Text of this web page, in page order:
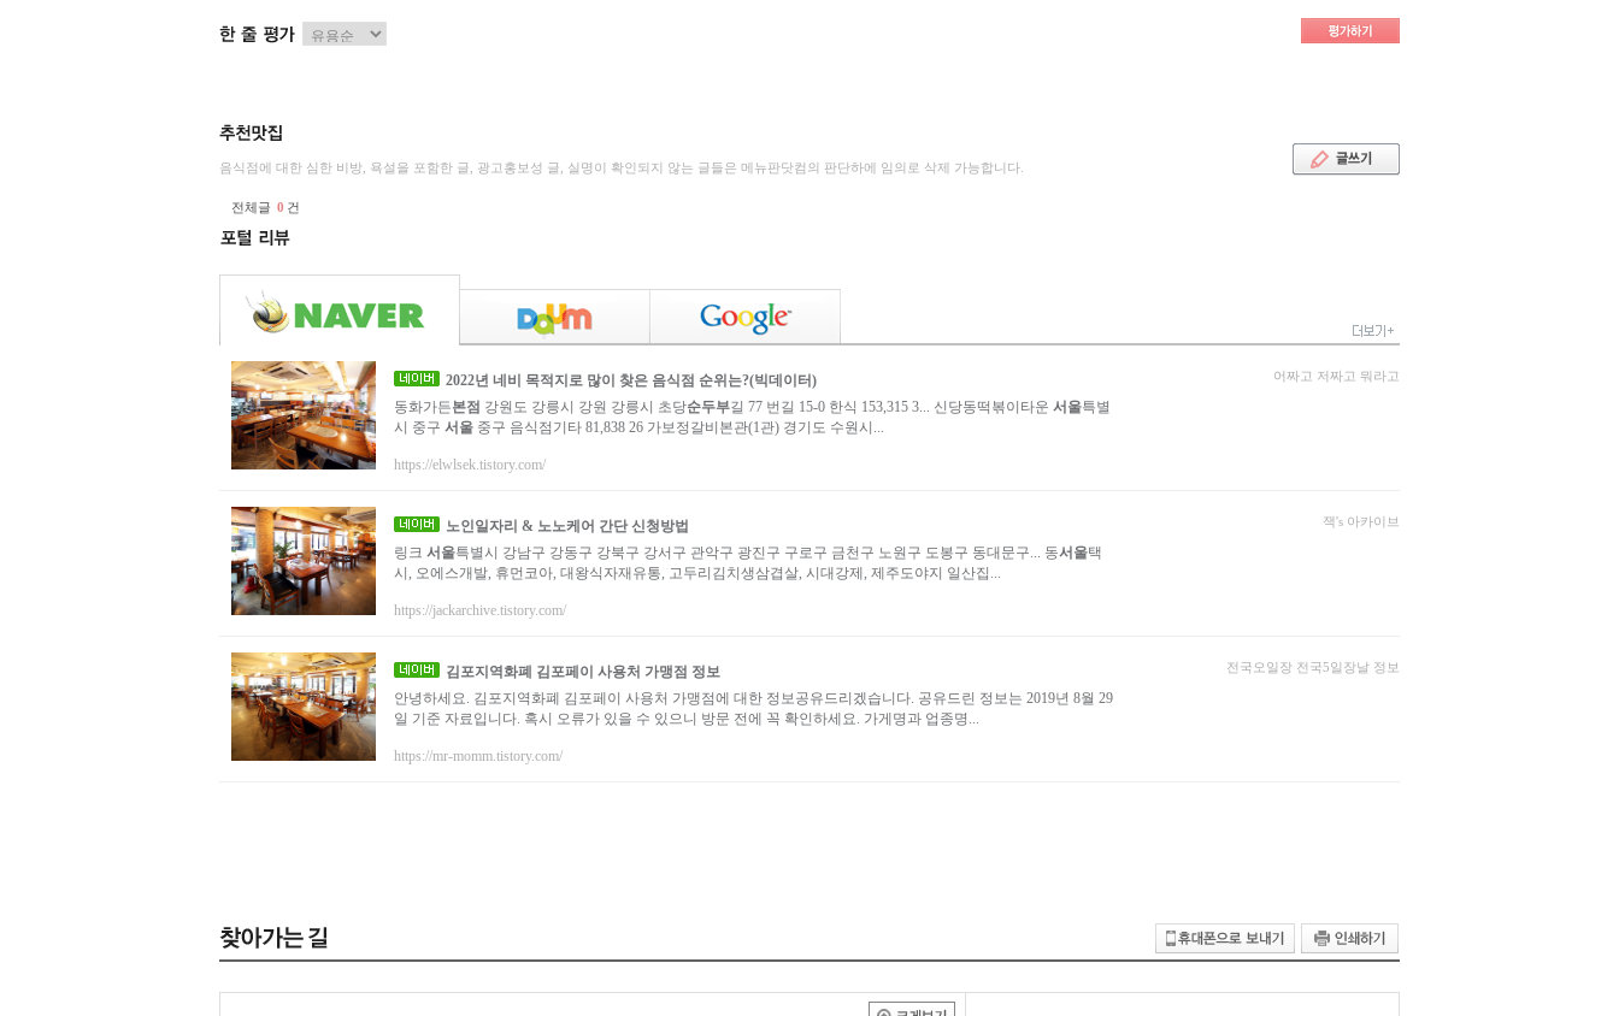
음식점에 대한 심한 비방, 욕설을 포함한 글, 광고홍보성 글, 실명이 확인되지 않는 글들은 메뉴판닷컴의 판단하에 임의로 삭제 가능합니다.
전체글 0 건
2022년 네비 목적지로 많이 찾은 음식점 순위는?(빅데이터)
동화가든본점 강원도 강릉시 강원 강릉시 초당순두부길 77 번길 15-0 한식 153,315 3... 신당동떡볶이타운 서울특별
시 중구 서울 중구 음식점기타 81,838 26 가보정갈비본관(1관) 경기도 수원시...
https://elwlsek.tistory.com/
어짜고 저짜고 뭐라고
노인일자리 & 노노케어 간단 신청방법
링크 서울특별시 강남구 강동구 강북구 강서구 관악구 광진구 구로구 금천구 노원구 도봉구 동대문구... 동서울택
시, 오에스개발, 휴먼코아, 대왕식자재유통, 고두리김치생삼겹살, 시대강제, 제주도야지 일산집...
https://jackarchive.tistory.com/
잭's 아카이브
김포지역화폐 김포페이 사용처 가맹점 정보
안녕하세요. 김포지역화폐 김포페이 사용처 가맹점에 대한 정보공유드리겠습니다. 공유드린 정보는 2019년 8월 29
일 기준 자료입니다. 혹시 오류가 있을 수 있으니 방문 전에 꼭 확인하세요. 가게명과 업종명...
https://mr-momm.tistory.com/
전국오일장 전국5일장날 정보